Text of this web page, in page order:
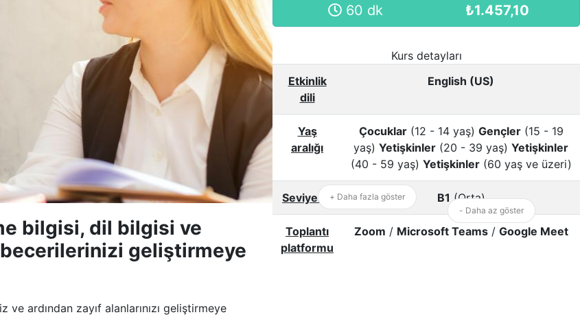
bilgisi, dil bilgisi ve
geliştirmeye
ardından zayıf alanlarınızı geliştirmeye
60 dk
₺1.457,10
Kurs detayları
Etkinlik
dili
English (US)
Yaş
aralığı
Çocuklar(12 - 14 yaş) Gençler(15 - 19
yaş) Yetişkinler (20 - 39 yaş) Yetişkinler
(40 - 59 yaş) Yetişkinler(60 yaş ve üzeri)
Seviyeler B1 (Orta)
Toplantı
platformu
Zoom / Microsoft Teams/ Google Meet
+ Daha fazla göster
- Daha az göster